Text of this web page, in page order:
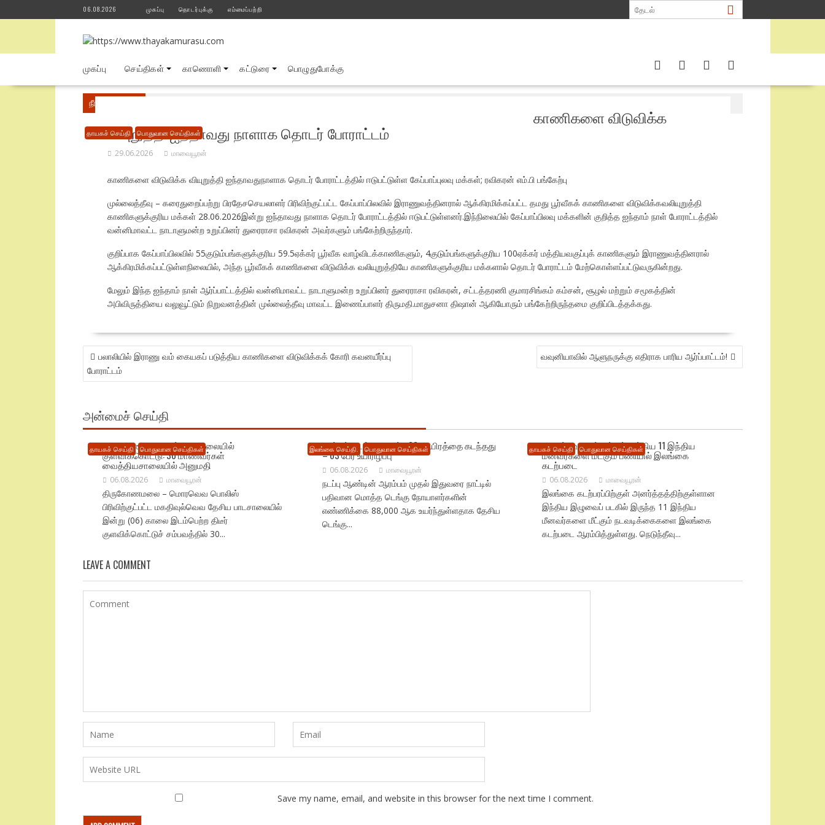
to
06.08.2026 முகப்பு தொடர்புக்கு எம்மைப்பற்றி
முகப்பு செய்திகள் காணொளி கட்டுரை பொழுதுபோக்கு
நீங்கள் இங்கே
தாயகச் செய்தி பொதுவான செய்திகள்
காணிகளை விடுவிக்க
வியுறுத்தி ஐந்தாவது நாளாக தொடர் போராட்டம்
29.06.2026 மாவையூரன்
காணிகளை விடுவிக்க வியுறுத்தி ஐந்தாவதுநாளாக தொடர் போராட்டத்தில் ஈடுபட்டுள்ள கேப்பாப்புலவு மக்கள்; ரவிகரன் எம்.பி பங்கேற்பு
முல்லைத்தீவு – கரைதுறைப்பற்று பிரதேசசெயலாளர் பிரிவிற்குட்பட்ட கேப்பாப்பிலவில் இராணுவத்தினரால் ஆக்கிரமிக்கப்பட்ட தமது பூர்வீகக் காணிகளை விடுவிக்கவலியுறுத்தி
காணிகளுக்குரிய மக்கள் 28.06.2026இன்று ஐந்தாவது நாளாக தொடர் போராட்டத்தில் ஈடுபட்டுள்ளனர்.இந்நிலையில் கேப்பாப்பிலவு மக்களின் குறித்த ஐந்தாம் நாள் போராட்டத்தில்
வன்னிமாவட்ட நாடாளுமன்ற உறுப்பினர் துரைராசா ரவிகரன் அவர்களும் பங்கேற்றிருந்தார்.
குறிப்பாக கேப்பாப்பிலவில் 55குடும்பங்களுக்குரிய 59.5ஏக்கர் பூர்வீக வாழ்விடக்காணிகளும், 4குடும்பங்களுக்குரிய 100ஏக்கர் மத்தியவகுப்புக் காணிகளும் இராணுவத்தினரால்
ஆக்கிரமிக்கப்பட்டுள்ளநிலையில், அந்த பூர்வீகக் காணிகளை விடுவிக்க வலியுறுத்தியே காணிகளுக்குரிய மக்களால் தொடர் போராட்டம் மேற்கொள்ளப்பட்டுவருகின்றது.
மேலும் இந்த ஐந்தாம் நாள் ஆர்ப்பாட்டத்தில் வன்னிமாவட்ட நாடாளுமன்ற உறுப்பினர் துரைராசா ரவிகரன், சட்டத்தரணி குமாரசிங்கம் கம்சன், சூழல் மற்றும் சமூகத்தின்
அபிவிருத்தியை வலுவூட்டும் நிறுவனத்தின் முல்லைத்தீவு மாவட்ட இணைப்பாளர் திருமதி.மாதுசனா திஷான் ஆகியோரும் பங்கேற்றிருந்தமை குறிப்பிடத்தக்கது.
POST
NAVIGATION
பலாலியில் இராணு வம் கையகப் படுத்திய காணிகளை விடுவிக்கக் கோரி கவனயீர்ப்பு
போராட்டம்
வவுனியாவில் ஆளுநருக்கு எதிராக பாரிய ஆர்ப்பாட்டம்!
அன்மைச் செய்தி
தாயகச் செய்தி பொதுவான செய்திகள்
திருகோணமலையில் பாடசாலையில்
குளவிக்கொட்டு: 30 மாணவர்கள்
வைத்தியசாலையில் அனுமதி
06.08.2026 மாவையூரன்
திருகோணமலை – மொரவெவ பொலிஸ்
பிரிவிற்குட்பட்ட மகதிவுல்வெவ தேசிய பாடசாலையில்
இன்று (06) காலை இடம்பெற்ற திடீர்
குளவிக்கொட்டுச் சம்பவத்தில் 30...
இலங்கை செய்தி. பொதுவான செய்திகள்
நாட்டில் டெங்கு பாதிப்பு 88 ஆயிரத்தை கடந்தது
– 63 பேர் உயிரிழப்பு
06.08.2026 மாவையூரன்
நடப்பு ஆண்டின் ஆரம்பம் முதல் இதுவரை நாட்டில்
பதிவான மொத்த டெங்கு நோயாளர்களின்
எண்ணிக்கை 88,000 ஆக உயர்ந்துள்ளதாக தேசிய
டெங்கு...
தாயகச் செய்தி பொதுவான செய்திகள்
நெடுந்தீவு கடற்பரப்பில் சிக்கிய 11 இந்திய
மீனவர்களை மீட்கும் பணியில் இலங்கை
கடற்படை
06.08.2026 மாவையூரன்
இலங்கை கடற்பரப்பிற்குள் அனர்த்தத்திற்குள்ளான
இந்திய இழுவைப் படகில் இருந்த 11 இந்திய
மீனவர்களை மீட்கும் நடவடிக்கைகளை இலங்கை
கடற்படை ஆரம்பித்துள்ளது. நெடுந்தீவு...
LEAVE A COMMENT
Save my name, email, and website in this browser for the next time I comment.